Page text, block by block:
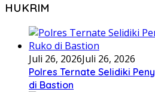
HUKRIM
Juli 26, 2026Juli 26, 2026
Polres Ternate Selidiki
di Bastion